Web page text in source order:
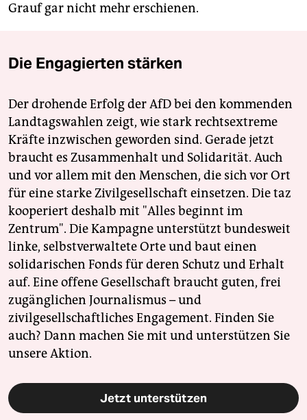
Grauf gar nicht mehr erschienen.
Die Engagierten stärken
Der drohende Erfolg der AfD bei den kommenden
Landtagswahlen zeigt, wie stark rechtsextreme
Kräfte inzwischen geworden sind. Gerade jetzt
braucht es Zusammenhalt und Solidarität. Auch
und vor allem mit den Menschen, die sich vor Ort
für eine starke Zivilgesellschaft einsetzen. Die taz
kooperiert deshalb mit "Alles beginnt im
Zentrum". Die Kampagne unterstützt bundesweit
linke, selbstverwaltete Orte und baut einen
solidarischen Fonds für deren Schutz und Erhalt
auf. Eine offene Gesellschaft braucht guten, frei
zugänglichen Journalismus – und
zivilgesellschaftliches Engagement. Finden Sie
auch? Dann machen Sie mit und unterstützen Sie
unsere Aktion.
Jetzt unterstützen